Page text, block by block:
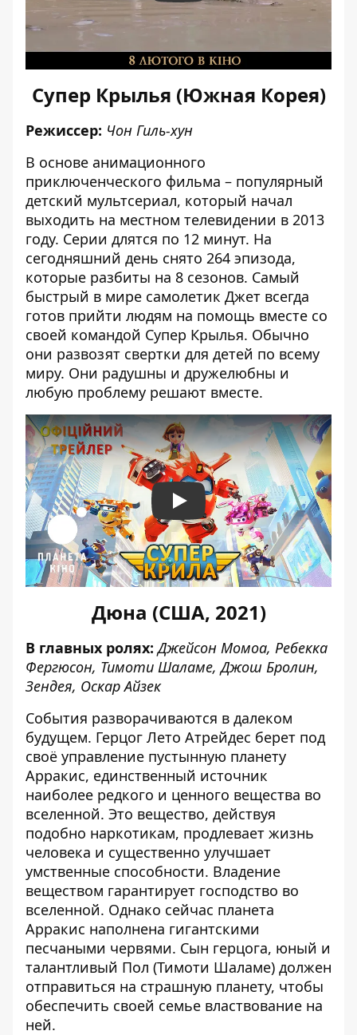
Супер Крылья (Южная Корея)
Режиссер: Чон Гиль-хун
В основе анимационного
приключенческого фильма – популярный
детский мультсериал, который начал
выходить на местном телевидении в 2013
году. Серии длятся по 12 минут. На
сегодняшний день снято 264 эпизода,
которые разбиты на 8 сезонов. Самый
быстрый в мире самолетик Джет всегда
готов прийти людям на помощь вместе со
своей командой Супер Крылья. Обычно
они развозят свертки для детей по всему
миру. Они радушны и дружелюбны и
любую проблему решают вместе.
Play
Дюна (США, 2021)
В главных ролях:Джейсон Момоа, Ребекка
Фергюсон, Тимоти Шаламе, Джош Бролин,
Зендея, Оскар Айзек
События разворачиваются в далеком
будущем. Герцог Лето Атрейдес берет под
своё управление пустынную планету
Арракис, единственный источник
наиболее редкого и ценного вещества во
вселенной. Это вещество, действуя
подобно наркотикам, продлевает жизнь
человека и существенно улучшает
умственные способности. Владение
веществом гарантирует господство во
вселенной. Однако сейчас планета
Арракис наполнена гигантскими
песчаными червями. Сын герцога, юный и
талантливый Пол (Тимоти Шаламе) должен
отправиться на страшную планету, чтобы
обеспечить своей семье властвование на
ней.